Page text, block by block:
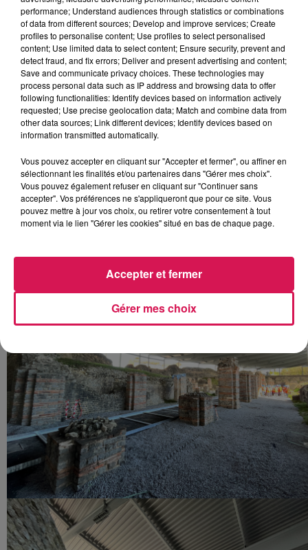
performance; Understand audiences through statistics or combinations
of data from different sources; Develop and improve services; Create
profiles to personalise content; Use profiles to select personalised
content; Use limited data to select content; Ensure security, prevent and
detect fraud, and fix errors; Deliver and present advertising and content;
Save and communicate privacy choices. These technologies may
process personal data such as IP address and browsing data to offer
following functionalities: Identify devices based on information actively
requested; Use precise geolocation data; Match and combine data from
other data sources; Link different devices; Identify devices based on
information transmitted automatically.
Vous pouvez accepter en cliquant sur "Accepter et fermer", ou affiner en
sélectionnant les finalités et/ou partenaires dans "Gérer mes choix".
Vous pouvez également refuser en cliquant sur "Continuer sans
accepter". Vos préférences ne s'appliqueront que pour ce site. Vous
pouvez mettre à jour vos choix, ou retirer votre consentement à tout
moment via le lien "Gérer les cookies" situé en bas de chaque page.
Gérer mes choix
Accepter et fermer